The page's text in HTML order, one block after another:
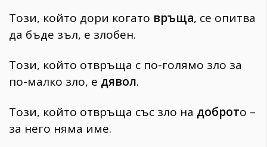
Този, който дори когато връща, се опитва
да бъде зъл, е злобен.
Този, който отвръща с по-голямо зло за
по-малко зло, е дявол.
Този, който отвръща със зло на доброто –
за него няма име.